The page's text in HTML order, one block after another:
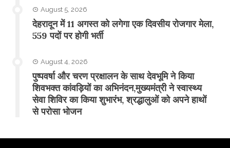
August 5, 2026
​देहरादून में 11 अगस्त को लगेगा एक दिवसीय रोजगार मेला,
559 पदों पर होगी भर्ती
August 4, 2026
पुष्पवर्षा और चरण प्रक्षालन के साथ देवभूमि ने किया
शिवभक्त कांवड़ियों का अभिनंदन,मुख्यमंत्री ने स्वास्थ्य
सेवा शिविर का किया शुभारंभ, श्रद्धालुओं को अपने हाथों
से परोसा भोजन